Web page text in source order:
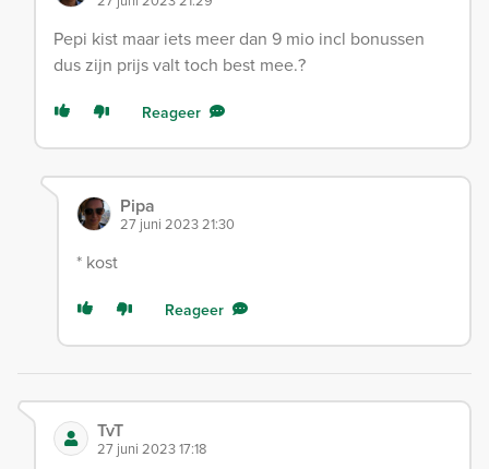
Pepi kist maar iets meer dan 9 mio incl bonussen
dus zijn prijs valt toch best mee.?
Reageer
Pipa
27 juni 2023 21:30
* kost
Reageer
TvT
27 juni 2023 17:18